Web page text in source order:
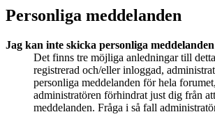
Personliga meddelanden
Jag kan inte skicka personliga
Det finns tre möjliga anledningar till
registrerad och/eller inloggad,
personliga meddelanden för hela
administratören förhindrat just dig från
meddelanden. Fråga i så fall